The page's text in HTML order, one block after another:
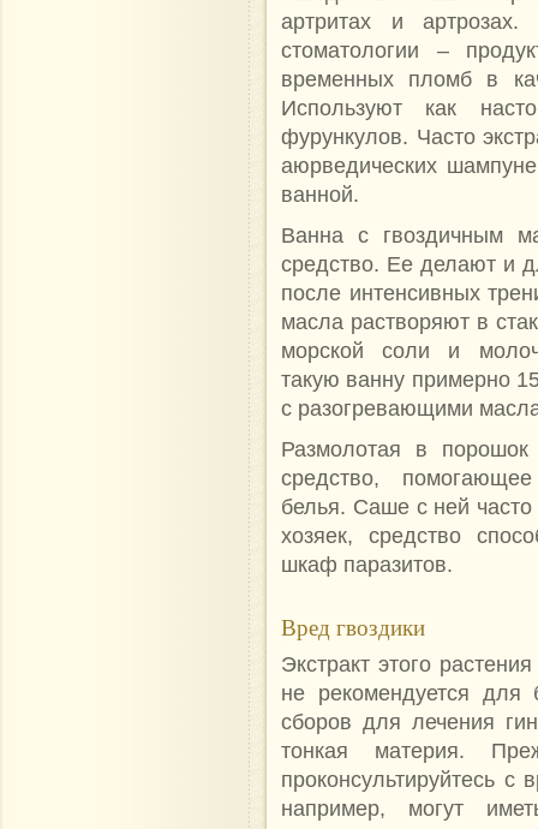
артритах и
стоматологии –
временных пломб в
Используют как
фурункулов. Часто
аюрведических
ванной.
Ванна с гвоздичным
средство. Ее делают и
после интенсивных
масла растворяют в
морской соли и
такую ванну примерно
с разогревающими
Размолотая в порошок
средство,
белья. Саше с ней
хозяек, средство
шкаф паразитов.
Вред гвоздики
Экстракт этого
не рекомендуется
сборов для лечения
тонкая материя.
проконсультируйтесь
например, могут